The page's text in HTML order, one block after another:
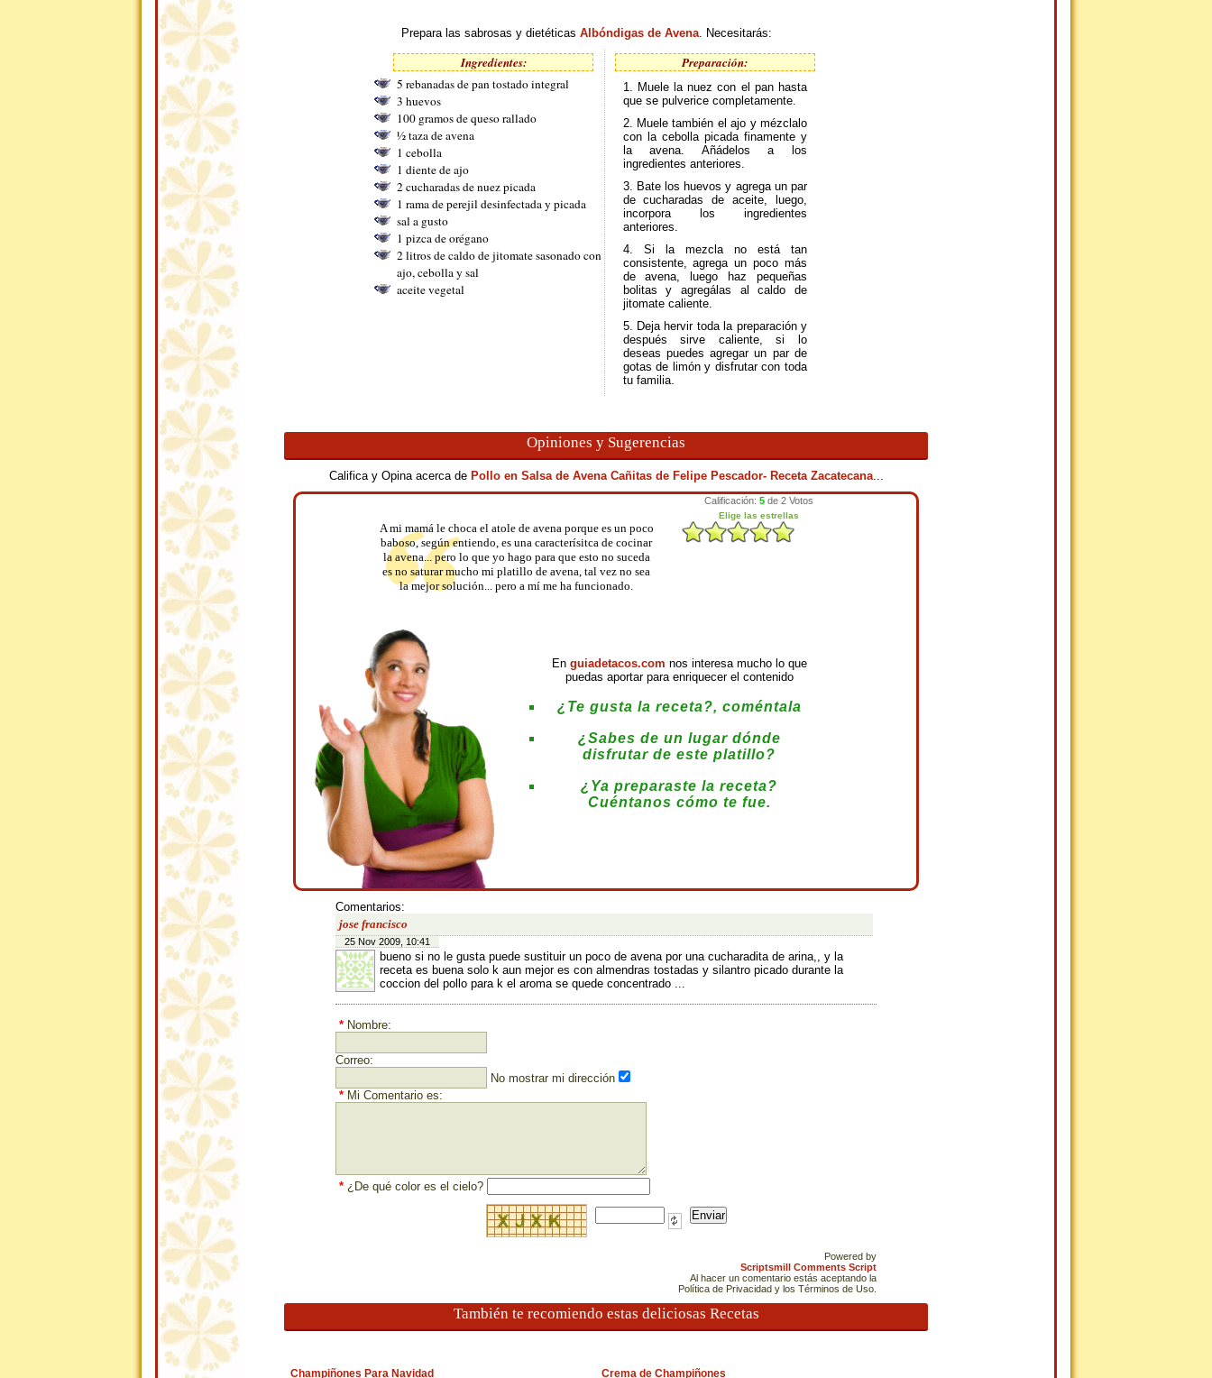
Prepara las sabrosas y dietéticas Albóndigas de Avena. Necesitarás:
Ingredientes:
5 rebanadas de pan tostado integral
3 huevos
100 gramos de queso rallado
½ taza de avena
1 cebolla
1 diente de ajo
2 cucharadas de nuez picada
1 rama de perejil desinfectada y picada
sal a gusto
1 pizca de orégano
2 litros de caldo de jitomate sasonado con
ajo, cebolla y sal
aceite vegetal
Preparación:
1. Muele la nuez con el pan hasta
que se pulverice completamente.
2. Muele también el ajo y mézclalo
con la cebolla picada finamente y
la avena. Añádelos a los
ingredientes anteriores.
3. Bate los huevos y agrega un par
de cucharadas de aceite, luego,
incorpora los ingredientes
anteriores.
4. Si la mezcla no está tan
consistente, agrega un poco más
de avena, luego haz pequeñas
bolitas y agregálas al caldo de
jitomate caliente.
5. Deja hervir toda la preparación y
después sirve caliente, si lo
deseas puedes agregar un par de
gotas de limón y disfrutar con toda
tu familia.
Opiniones y Sugerencias
Califica y Opina acerca de Pollo en Salsa de Avena Cañitas de Felipe Pescador- Receta Zacatecana...
A mi mamá le choca el atole de avena porque es un poco
baboso, según entiendo, es una caracterísitca de cocinar
la avena... pero lo que yo hago para que esto no suceda
es no saturar mucho mi platillo de avena, tal vez no sea
la mejor solución... pero a mí me ha funcionado.
En guiadetacos.com nos interesa mucho lo que
puedas aportar para enriquecer el contenido
¿Te gusta la receta?, coméntala
¿Sabes de un lugar dónde
disfrutar de este platillo?
¿Ya preparaste la receta?
Cuéntanos cómo te fue.
Comentarios:
jose francisco
25 Nov 2009, 10:41
bueno si no le gusta puede sustituir un poco de avena por una cucharadita de arina,, y la
receta es buena solo k aun mejor es con almendras tostadas y silantro picado durante la
coccion del pollo para k el aroma se quede concentrado ...
* Nombre:
Correo:
No mostrar mi dirección
* Mi Comentario es:
* ¿De qué color es el cielo?
Powered by
Scriptsmill Comments Script
Al hacer un comentario estás aceptando la
Política de Privacidad y los Términos de Uso.
También te recomiendo estas deliciosas Recetas
Champiñones Para Navidad Crema de Champiñones